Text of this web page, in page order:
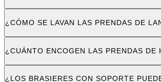
¿CÓMO SE LAVAN LAS PRENDAS DE
¿CUÁNTO ENCOGEN LAS PRENDAS DE
¿LOS BRASIERES CON SOPORTE